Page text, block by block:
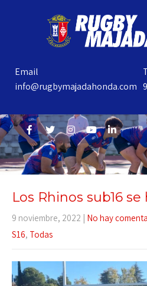
Email
info@rugbymajadahonda.com
Los Rhinos sub16
9 noviembre, 2022 | No hay
S16, Todas